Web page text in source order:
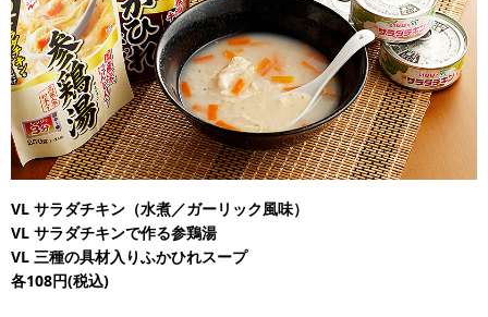
VL サラダチキン（水煮／ガーリック風味）
VL サラダチキンで作る参鶏湯
VL 三種の具材入りふかひれスープ
各108円(税込)